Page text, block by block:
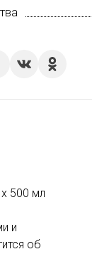
500 мл
и
об